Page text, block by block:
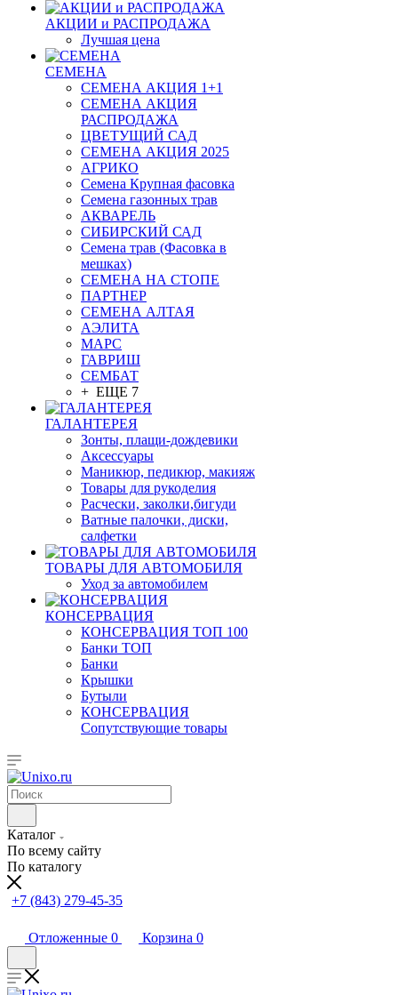
АКЦИИ и РАСПРОДАЖА
Лучшая цена
СЕМЕНА
СЕМЕНА АКЦИЯ 1+1
СЕМЕНА АКЦИЯ
РАСПРОДАЖА
ЦВЕТУЩИЙ САД
СЕМЕНА АКЦИЯ 2025
АГРИКО
Семена Крупная фасовка
Семена газонных трав
АКВАРЕЛЬ
СИБИРСКИЙ САД
Семена трав (Фасовка в
мешках)
СЕМЕНА НА СТОПЕ
ПАРТНЕР
СЕМЕНА АЛТАЯ
АЭЛИТА
МАРС
ГАВРИШ
СЕМБАТ
+ ЕЩЕ 7
ГАЛАНТЕРЕЯ
Зонты, плащи-дождевики
Аксессуары
Маникюр, педикюр, макияж
Товары для рукоделия
Расчески, заколки,бигуди
Ватные палочки, диски,
салфетки
ТОВАРЫ ДЛЯ АВТОМОБИЛЯ
Уход за автомобилем
КОНСЕРВАЦИЯ
КОНСЕРВАЦИЯ ТОП 100
Банки ТОП
Банки
Крышки
Бутыли
КОНСЕРВАЦИЯ
Сопутствующие товары
Каталог
По всему сайту
По каталогу
+7 (843) 279-45-35
Отложенные 0 Корзина 0